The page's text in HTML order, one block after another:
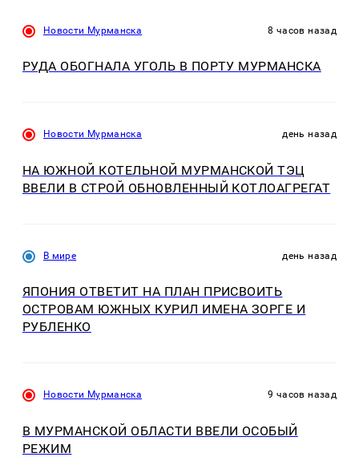
Новости Мурманска 8 часов назад
РУДА ОБОГНАЛА УГОЛЬ В ПОРТУ МУРМАНСКА
Новости Мурманска день назад
НА ЮЖНОЙ КОТЕЛЬНОЙ МУРМАНСКОЙ ТЭЦ
ВВЕЛИ В СТРОЙ ОБНОВЛЕННЫЙ КОТЛОАГРЕГАТ
В мире день назад
ЯПОНИЯ ОТВЕТИТ НА ПЛАН ПРИСВОИТЬ
ОСТРОВАМ ЮЖНЫХ КУРИЛ ИМЕНА ЗОРГЕ И
РУБЛЕНКО
Новости Мурманска 9 часов назад
В МУРМАНСКОЙ ОБЛАСТИ ВВЕЛИ ОСОБЫЙ
РЕЖИМ